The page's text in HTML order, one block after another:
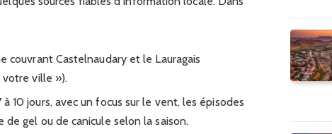
couvrant Castelnaudary et le Lauragais
votre ville »).
10 jours, avec un focus sur le vent, les épisodes
gel ou de canicule selon la saison.